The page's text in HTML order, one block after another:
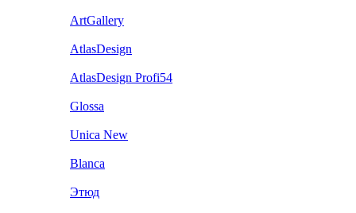
ArtGallery
AtlasDesign
AtlasDesign Profi54
Glossa
Unica New
Blanca
Этюд